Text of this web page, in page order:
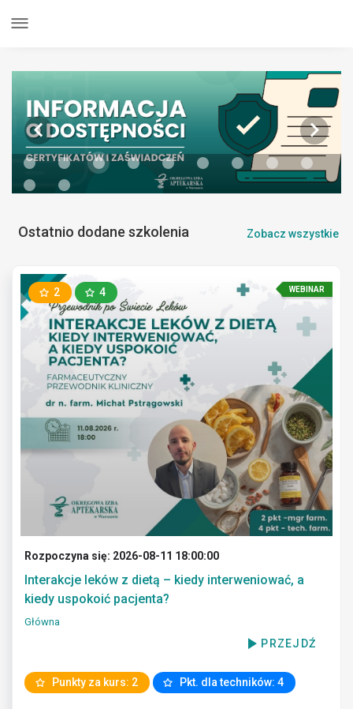
Ostatnio dodane szkolenia Zobacz wszystkie
WEBINAR
2 4
Rozpoczyna się: 2026-08-11 18:00:00
Interakcje leków z dietą – kiedy interweniować, a
kiedy uspokoić pacjenta?
Główna
PRZEJDŹ
Punkty za kurs: 2 Pkt. dla techników: 4